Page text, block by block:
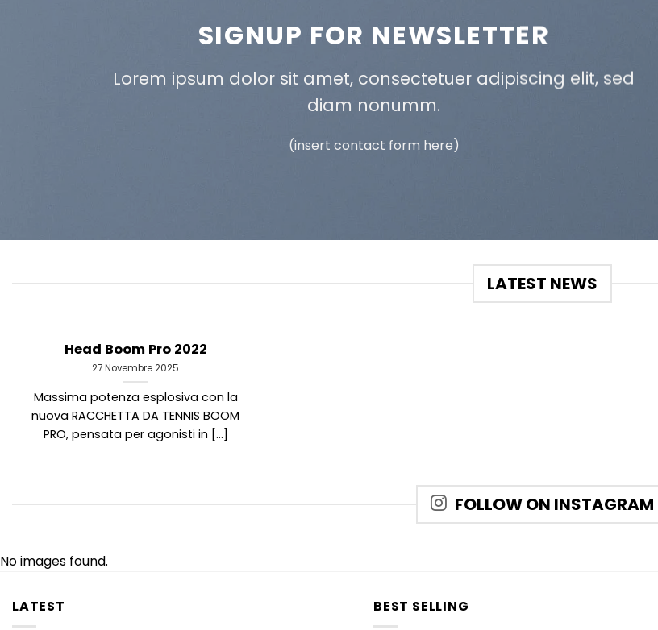
SIGNUP FOR NEWSLETTER
Lorem ipsum dolor sit amet, consectetuer adipiscing elit, sed
diam nonumm.
(insert contact form here)
LATEST NEWS
Head Boom Pro 2022
27 Novembre 2025
Massima potenza esplosiva con la
nuova RACCHETTA DA TENNIS BOOM
PRO, pensata per agonisti in [...]
FOLLOW ON INSTAGRAM
No images found.
LATEST BEST SELLING